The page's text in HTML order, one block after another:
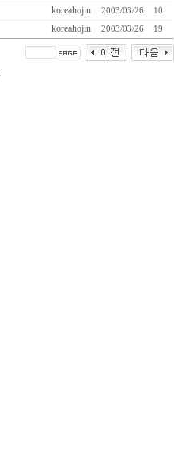
koreahojin 2003/03/26 10
koreahojin 2003/03/26 19